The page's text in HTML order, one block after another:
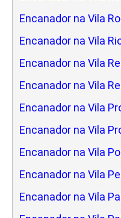
Encanador na Vila
Encanador na Vila
Encanador na Vila
Encanador na Vila
Encanador na Vila
Encanador na Vila
Encanador na Vila
Encanador na Vila
Encanador na Vila